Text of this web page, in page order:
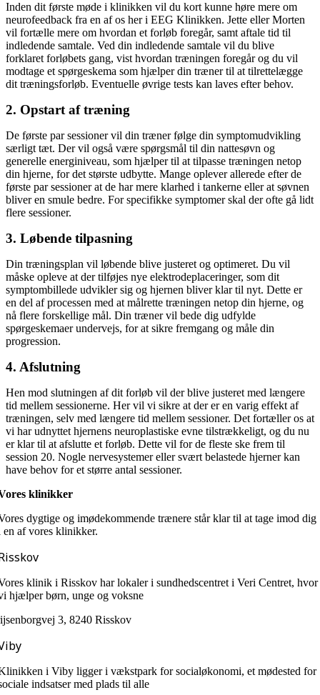
Inden dit første møde i klinikken vil du kort kunne høre mere om
neurofeedback fra en af os her i EEG Klinikken. Jette eller Morten
vil fortælle mere om hvordan et forløb foregår, samt aftale tid til
indledende samtale. Ved din indledende samtale vil du blive
forklaret forløbets gang, vist hvordan træningen foregår og du vil
modtage et spørgeskema som hjælper din træner til at tilrettelægge
dit træningsforløb. Eventuelle øvrige tests kan laves efter behov.
2. Opstart af træning
De første par sessioner vil din træner følge din symptomudvikling
særligt tæt. Der vil også være spørgsmål til din nattesøvn og
generelle energiniveau, som hjælper til at tilpasse træningen netop
din hjerne, for det største udbytte. Mange oplever allerede efter de
første par sessioner at de har mere klarhed i tankerne eller at søvnen
bliver en smule bedre. For specifikke symptomer skal der ofte gå lidt
flere sessioner.
3. Løbende tilpasning
Din træningsplan vil løbende blive justeret og optimeret. Du vil
måske opleve at der tilføjes nye elektrodeplaceringer, som dit
symptombillede udvikler sig og hjernen bliver klar til nyt. Dette er
en del af processen med at målrette træningen netop din hjerne, og
nå flere forskellige mål. Din træner vil bede dig udfylde
spørgeskemaer undervejs, for at sikre fremgang og måle din
progression.
4. Afslutning
Hen mod slutningen af dit forløb vil der blive justeret med længere
tid mellem sessionerne. Her vil vi sikre at der er en varig effekt af
træningen, selv med længere tid mellem sessioner. Det fortæller os at
vi har udnyttet hjernens neuroplastiske evne tilstrækkeligt, og du nu
er klar til at afslutte et forløb. Dette vil for de fleste ske frem til
session 20. Nogle nervesystemer eller svært belastede hjerner kan
have behov for et større antal sessioner.
klinikker
dygtige og imødekommende trænere står klar til at tage imod dig
en af vores klinikker.
klinik i Risskov har lokaler i sundhedscentret i Veri Centret, hvor
hjælper børn, unge og voksne
3, 8240 Risskov
i Viby ligger i vækstpark for socialøkonomi, et mødested for
indsatser med plads til alle